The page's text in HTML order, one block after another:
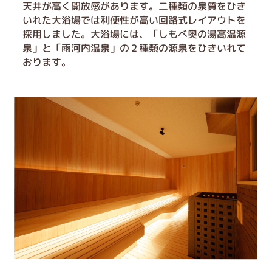
天井が高く開放感があります。二種類の泉質をひき
いれた大浴場では利便性が高い回路式レイアウトを
採用しました。大浴場には、「しもべ奥の湯高温源
泉」と「雨河内温泉」の２種類の源泉をひきいれて
おります。